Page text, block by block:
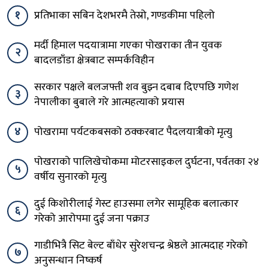
१ प्रतिभाका सबिन देशभरमै तेस्रो, गण्डकीमा पहिलो
२
मर्दी हिमाल पदयात्रामा गएका पोखराका तीन युवक
बादलडाँडा क्षेत्रबाट सम्पर्कविहीन
३
सरकार पक्षले बलजफ्ती शव बुझ्न दबाब दिएपछि गणेश
नेपालीका बुबाले गरे आत्महत्याको प्रयास
४
पोखरामा पर्यटकबसको ठक्करबाट पैदलयात्रीको मृत्यु
५
पोखराको पालिखेचोकमा मोटरसाइकल दुर्घटना, पर्वतका २४
वर्षीय सुनारको मृत्यु
६
दुई किशोरीलाई गेस्ट हाउसमा लगेर सामूहिक बलात्कार
गरेको आरोपमा दुई जना पक्राउ
७
गाडीभित्रै सिट बेल्ट बाँधेर सुरेशचन्द्र श्रेष्ठले आत्मदाह गरेको
अनुसन्धान निष्कर्ष